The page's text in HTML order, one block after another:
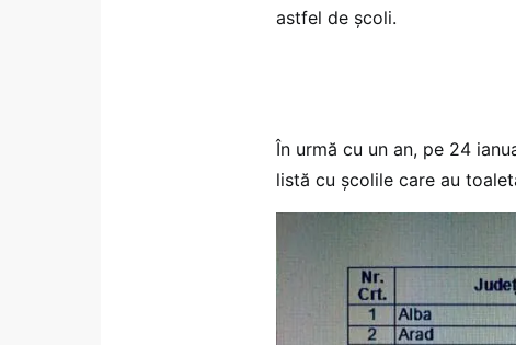
astfel de școli.
În urmă cu un an, pe 24
listă cu școlile care au